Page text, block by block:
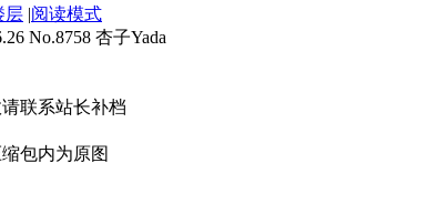
层 |阅读模式
No.8758 杏子Yada
联系站长补档
包内为原图